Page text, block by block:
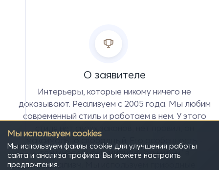
О заявителе
Интерьеры, которые никому ничего не
доказывают. Реализуем с 2005 года. Мы любим
современный стиль и работаем в нем. У этого
стиля нет своих законов, нет правил, он
максимально свободный. Его особенность -
технический функционал, "зашитый" в
минимализм. Мы используем природные
Мы используем cookies
Мы используем файлы cookie для улучшения работы
сайта и анализа трафика. Вы можете настроить
предпочтения.